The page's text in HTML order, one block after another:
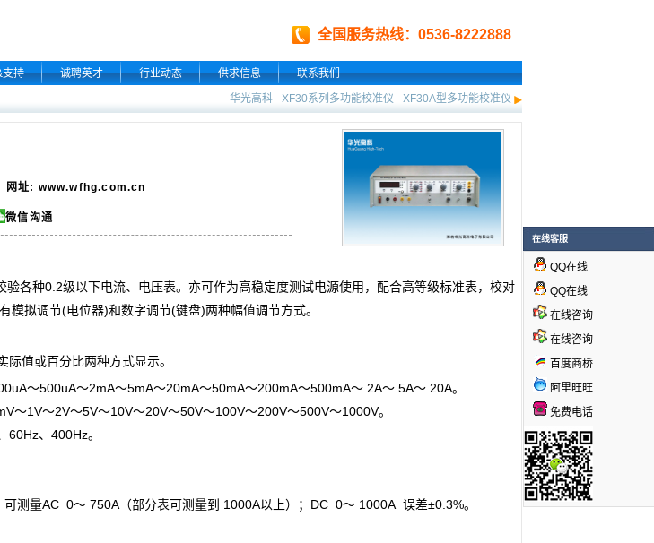
全国服务热线：0536-8222888
支持 诚聘英才 行业动态 供求信息
联系我们
华光高科 - XF30系列多功能校准仪 - XF30A型多功能校准仪
网址: www.wfhg.com.cn
微信沟通
验各种0.2级以下电流、电压表。亦可作为高稳定度测试电源使用，配合高等级标准表，校对
模拟调节(电位器)和数字调节(键盘)两种幅值调节方式。
值或百分比两种方式显示。
～500uA～2mA～5mA～20mA～50mA～200mA～500mA～ 2A～ 5A～ 20A。
～1V～2V～5V～10V～20V～50V～100V～200V～500V～1000V。
60Hz、400Hz。
测量AC 0～ 750A（部分表可测量到 1000A以上）；DC 0～ 1000A 误差±0.3%。
在线客服
QQ在线
QQ在线
在线咨询
在线咨询
百度商桥
阿里旺旺
免费电话